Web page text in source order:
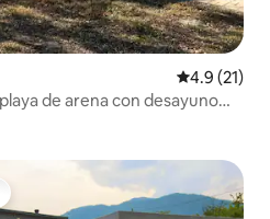
Calificación
4.9 (21)
de arena con desayuno